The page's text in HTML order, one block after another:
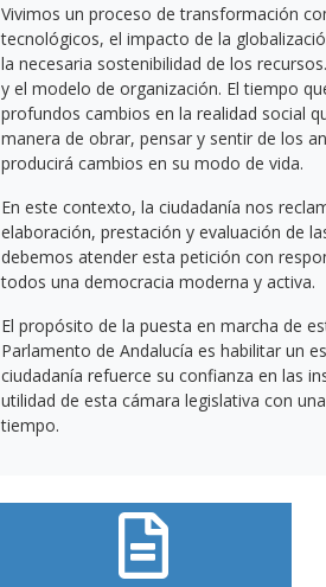
Vivimos un proceso de transformación
tecnológicos, el impacto de la
la necesaria sostenibilidad de los
y el modelo de organización. El tiempo
profundos cambios en la realidad social
manera de obrar, pensar y sentir de los
producirá cambios en su modo de vida.
En este contexto, la ciudadanía nos
elaboración, prestación y evaluación de
debemos atender esta petición con
todos una democracia moderna y activa.
El propósito de la puesta en marcha de
Parlamento de Andalucía es habilitar un
ciudadanía refuerce su confianza en las
utilidad de esta cámara legislativa con
tiempo.